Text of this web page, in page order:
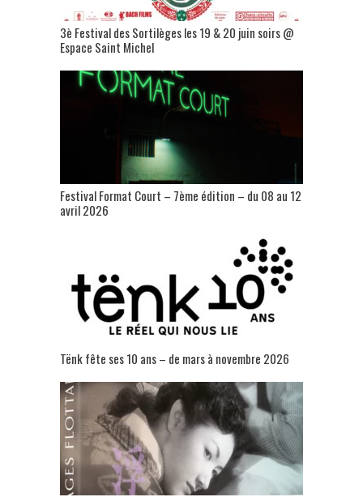
3è Festival des Sortilèges les 19 & 20 juin soirs @
Espace Saint Michel
Festival Format Court – 7ème édition – du 08 au 12
avril 2026
Tënk fête ses 10 ans – de mars à novembre 2026